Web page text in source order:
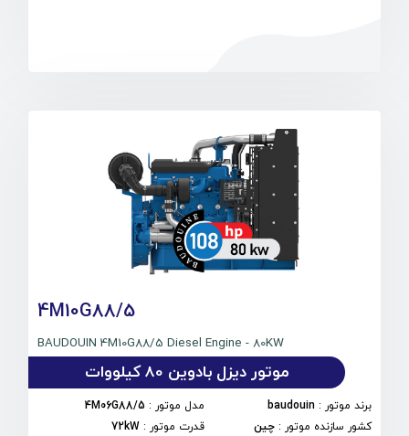
4M10G88/5
BAUDOUIN 4M10G88/5 Diesel Engine - 80KW
موتور دیزل بادوین 80 کیلووات
برند موتور :
baudouin مدل موتور :
4M06G88/5
کشور سازنده موتور : چین قدرت موتور :
72kW